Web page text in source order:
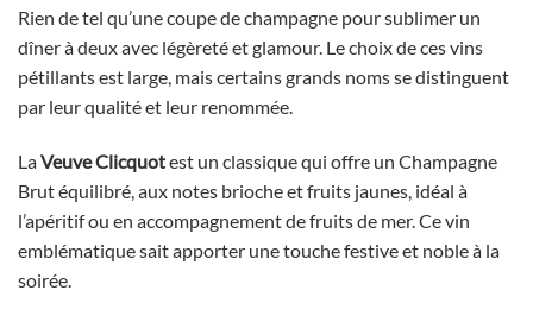
Rien de tel qu’une coupe de champagne pour sublimer un
dîner à deux avec légèreté et glamour. Le choix de ces vins
pétillants est large, mais certains grands noms se distinguent
par leur qualité et leur renommée.
LaVeuve Clicquotest un classique qui offre un Champagne
Brut équilibré, aux notes brioche et fruits jaunes, idéal à
l’apéritif ou en accompagnement de fruits de mer. Ce vin
emblématique sait apporter une touche festive et noble à la
soirée.